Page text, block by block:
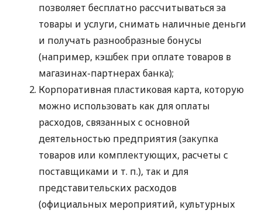
позволяет бесплатно рассчитываться за
товары и услуги, снимать наличные деньги
и получать разнообразные бонусы
(например, кэшбек при оплате товаров в
магазинах-партнерах банка);
Корпоративная пластиковая карта, которую
можно использовать как для оплаты
расходов, связанных с основной
деятельностью предприятия (закупка
товаров или комплектующих, расчеты с
поставщиками и т. п.), так и для
представительских расходов
(официальных мероприятий, культурных